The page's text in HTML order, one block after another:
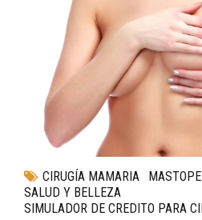
CIRUGÍA MAMARIA
SALUD Y BELLEZA
SIMULADOR DE CREDITO PARA